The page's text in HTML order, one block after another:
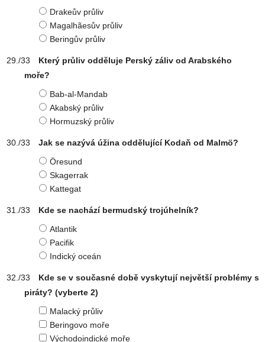
Drakeův průliv
Magalhãesův průliv
Beringův průliv
Který průliv odděluje Perský záliv od Arabského
moře?
Bab-al-Mandab
Akabský průliv
Hormuzský průliv
Jak se nazývá úžina oddělující Kodaň od Malmö?
Öresund
Skagerrak
Kattegat
Kde se nachází bermudský trojúhelník?
Atlantik
Pacifik
Indický oceán
Kde se v současné době vyskytují největší problémy s
piráty? (vyberte 2)
Malacký průliv
Beringovo moře
Východoindické moře